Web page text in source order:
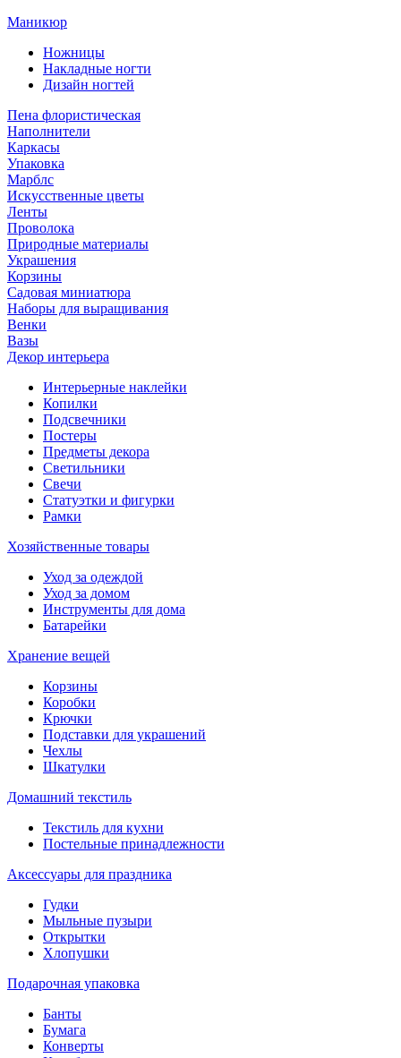
Маникюр
Ножницы
Накладные ногти
Дизайн ногтей
Пена флористическая
Наполнители
Каркасы
Упаковка
Марблс
Искусственные цветы
Ленты
Проволока
Природные материалы
Украшения
Корзины
Садовая миниатюра
Наборы для выращивания
Венки
Вазы
Декор интерьера
Интерьерные наклейки
Копилки
Подсвечники
Постеры
Предметы декора
Светильники
Свечи
Статуэтки и фигурки
Рамки
Хозяйственные товары
Уход за одеждой
Уход за домом
Инструменты для дома
Батарейки
Хранение вещей
Корзины
Коробки
Крючки
Подставки для украшений
Чехлы
Шкатулки
Домашний текстиль
Текстиль для кухни
Постельные принадлежности
Аксессуары для праздника
Гудки
Мыльные пузыри
Открытки
Хлопушки
Подарочная упаковка
Банты
Бумага
Конверты